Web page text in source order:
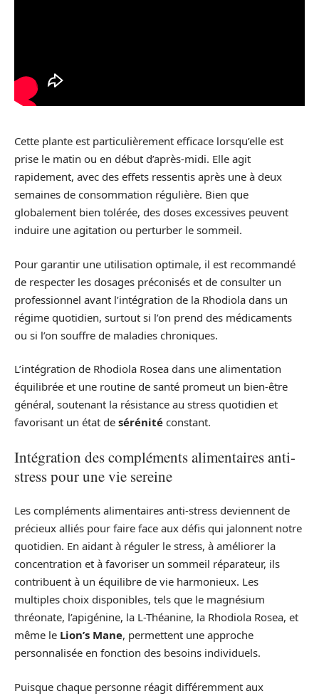
Cette plante est particulièrement efficace lorsqu’elle est
prise le matin ou en début d’après-midi. Elle agit
rapidement, avec des effets ressentis après une à deux
semaines de consommation régulière. Bien que
globalement bien tolérée, des doses excessives peuvent
induire une agitation ou perturber le sommeil.
Pour garantir une utilisation optimale, il est recommandé
de respecter les dosages préconisés et de consulter un
professionnel avant l’intégration de la Rhodiola dans un
régime quotidien, surtout si l’on prend des médicaments
ou si l’on souffre de maladies chroniques.
L’intégration de Rhodiola Rosea dans une alimentation
équilibrée et une routine de santé promeut un bien-être
général, soutenant la résistance au stress quotidien et
favorisant un état de sérénité constant.
Intégration des compléments alimentaires anti-
stress pour une vie sereine
Les compléments alimentaires anti-stress deviennent de
précieux alliés pour faire face aux défis qui jalonnent notre
quotidien. En aidant à réguler le stress, à améliorer la
concentration et à favoriser un sommeil réparateur, ils
contribuent à un équilibre de vie harmonieux. Les
multiples choix disponibles, tels que le magnésium
thréonate, l’apigénine, la L-Théanine, la Rhodiola Rosea, et
même le Lion’s Mane, permettent une approche
personnalisée en fonction des besoins individuels.
Puisque chaque personne réagit différemment aux